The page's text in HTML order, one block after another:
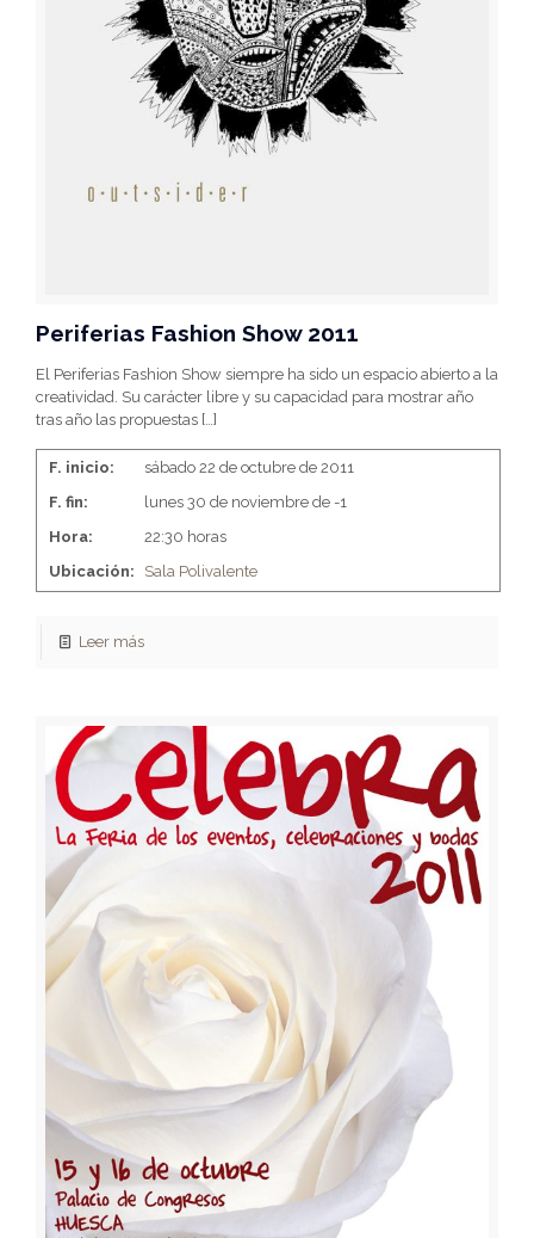
Periferias Fashion Show 2011
El Periferias Fashion Show siempre ha sido un espacio abierto a la
creatividad. Su carácter libre y su capacidad para mostrar año
tras año las propuestas […]
F. inicio:
sábado 22 de octubre de 2011
F. fin:
lunes 30 de noviembre de -1
Hora:
22:30 horas
Ubicación:
Sala Polivalente
Leer más